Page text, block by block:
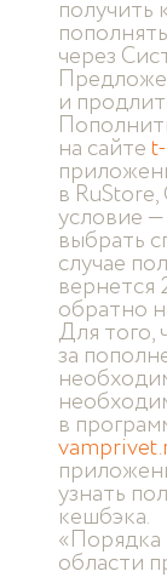
получить
через
и
на сайте
в
условие
выбрать
случае
вернется
обратно
Для того,
за
в
узнать
кешбэка.
«Порядка
области